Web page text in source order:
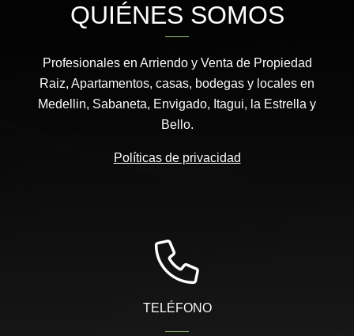
QUIÉNES SOMOS
Profesionales en Arriendo y Venta de Propiedad
Raiz, Apartamentos, casas, bodegas y locales en
Medellin, Sabaneta, Envigado, Itagui, la Estrella y
Bello.
Políticas de privacidad
TELÉFONO